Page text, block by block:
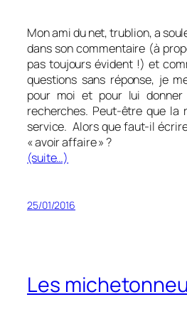
Mon ami du net, trublion, a
dans son commentaire (à
pas toujours évident !) et
questions sans réponse, je
pour moi et pour lui
recherches. Peut-être que la
service. Alors que faut-il
« avoir affaire » ?
(suite…)
25/01/2016
Les